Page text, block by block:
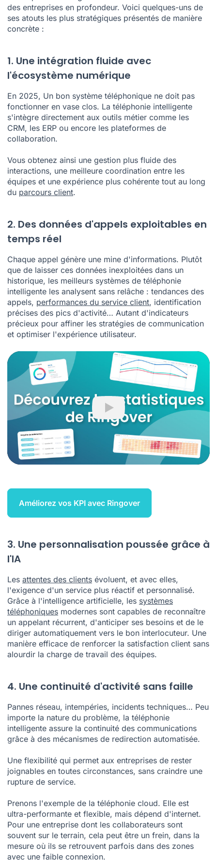
des entreprises en profondeur. Voici quelques-uns de
ses atouts les plus stratégiques présentés de manière
concrète :
1. Une intégration fluide avec
l'écosystème numérique
En 2025, Un bon système téléphonique ne doit pas
fonctionner en vase clos. La téléphonie intelligente
s'intègre directement aux outils métier comme les
CRM, les ERP ou encore les plateformes de
collaboration.
Vous obtenez ainsi une gestion plus fluide des
interactions, une meilleure coordination entre les
équipes et une expérience plus cohérente tout au long
du parcours client.
2. Des données d'appels exploitables en
temps réel
Chaque appel génère une mine d'informations. Plutôt
que de laisser ces données inexploitées dans un
historique, les meilleurs systèmes de téléphonie
intelligente les analysent sans relâche : tendances des
appels, performances du service client, identification
précises des pics d'activité… Autant d'indicateurs
précieux pour affiner les stratégies de communication
et optimiser l'expérience utilisateur.
Play
Améliorez vos KPI avec Ringover
3. Une personnalisation poussée grâce à
l'IA
Les attentes des clients évoluent, et avec elles,
l'exigence d'un service plus réactif et personnalisé.
Grâce à l'intelligence artificielle, les systèmes
téléphoniques modernes sont capables de reconnaître
un appelant récurrent, d'anticiper ses besoins et de le
diriger automatiquement vers le bon interlocuteur. Une
manière efficace de renforcer la satisfaction client sans
alourdir la charge de travail des équipes.
4. Une continuité d'activité sans faille
Pannes réseau, intempéries, incidents techniques… Peu
importe la nature du problème, la téléphonie
intelligente assure la continuité des communications
grâce à des mécanismes de redirection automatisée.
Une flexibilité qui permet aux entreprises de rester
joignables en toutes circonstances, sans craindre une
rupture de service.
Prenons l'exemple de la téléphonie cloud. Elle est
ultra-performante et flexible, mais dépend d'internet.
Pour une entreprise dont les collaborateurs sont
souvent sur le terrain, cela peut être un frein, dans la
mesure où ils se retrouvent parfois dans des zones
avec une faible connexion.